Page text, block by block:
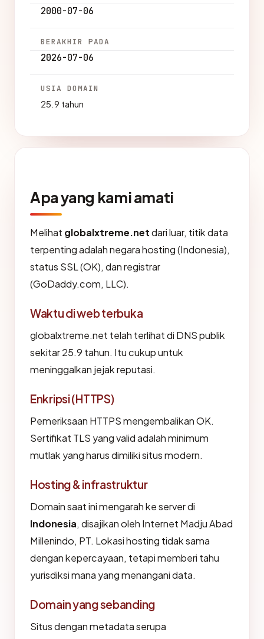
2000-07-06
BERAKHIR PADA
2026-07-06
USIA DOMAIN
25.9 tahun
Apa yang kami amati
Melihat globalxtreme.netdari luar, titik data
terpenting adalah negara hosting (Indonesia),
status SSL (OK), dan registrar
(GoDaddy.com, LLC).
Waktu di web terbuka
globalxtreme.net telah terlihat di DNS publik
sekitar 25.9 tahun. Itu cukup untuk
meninggalkan jejak reputasi.
Enkripsi (HTTPS)
Pemeriksaan HTTPS mengembalikan OK.
Sertifikat TLS yang valid adalah minimum
mutlak yang harus dimiliki situs modern.
Hosting & infrastruktur
Domain saat ini mengarah ke server di
Indonesia, disajikan oleh Internet Madju Abad
Millenindo, PT. Lokasi hosting tidak sama
dengan kepercayaan, tetapi memberi tahu
yurisdiksi mana yang menangani data.
Domain yang sebanding
Situs dengan metadata serupa